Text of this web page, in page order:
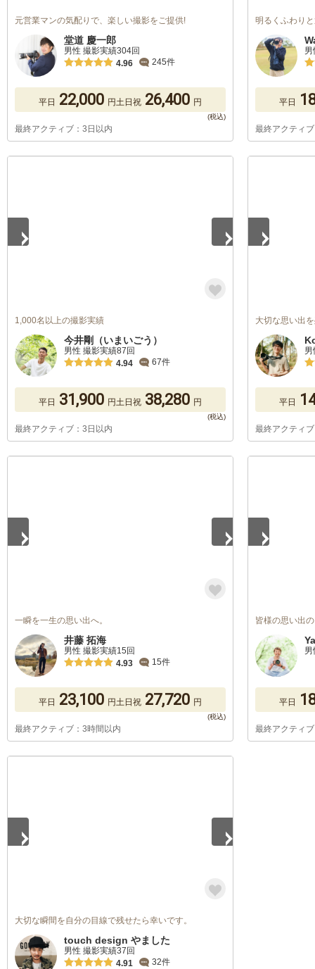
元営業マンの気配りで、楽しい撮影をご提供!
堂道 慶一郎
男性 撮影実績304回
4.96
245件
平日 22,000 円土日祝 26,400 円
最終アクティブ：3日以内
明るくふわり
平日
最終アクティ
1,000名以上の撮影実績
今井剛（いまいごう）
男性 撮影実績87回
4.94
67件
平日 31,900 円土日祝 38,280 円
最終アクティブ：3日以内
大切な思い出
平日
最終アクティ
一瞬を一生の思い出へ。
井藤 拓海
男性 撮影実績15回
4.93
15件
平日 23,100 円土日祝 27,720 円
最終アクティブ：3時間以内
皆様の思い出
男
平日
最終アクティ
大切な瞬間を自分の目線で残せたら幸いです。
touch design やました
男性 撮影実績37回
4.91
32件